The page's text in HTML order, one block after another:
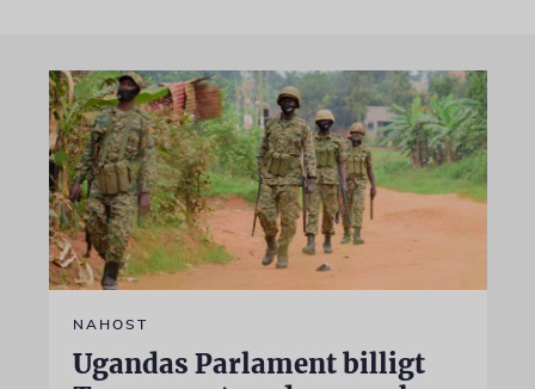
NAHOST
Ugandas Parlament billigt